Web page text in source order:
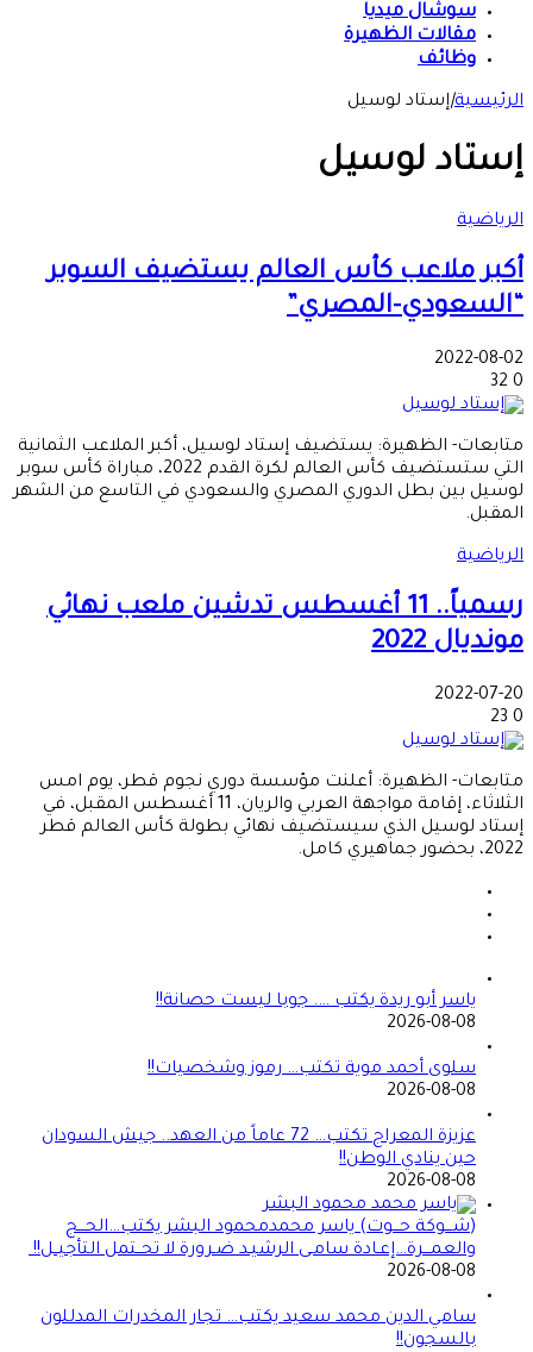
سوشال ميديا
مقالات الظهيرة
وظائف
الرئيسية|إستاد لوسيل
إستاد لوسيل
الرياضية
أكبر ملاعب كأس العالم يستضيف السوبر
“السعودي-المصري”
2022-08-02
0
متابعات- الظهيرة: يستضيف إستاد لوسيل، أكبر الملاعب الثمانية
التي ستستضيف كأس العالم لكرة القدم 2022، مباراة كأس سوبر
لوسيل بين بطل الدوري المصري والسعودي في التاسع من الشهر
المقبل.
الرياضية
رسمياً.. 11 أغسطس تدشين ملعب نهائي
مونديال 2022
2022-07-20
0
متابعات- الظهيرة: أعلنت مؤسسة دوري نجوم قطر، يوم امس
الثلاثاء، إقامة مواجهة العربي والريان، 11 أغسطس المقبل، في
إستاد لوسيل الذي سيستضيف نهائي بطولة كأس العالم قطر
2022، بحضور جماهيري كامل.
ياسر أبو ريدة يكتب …. جوبا ليست حصانة!!
2026-08-08
سلوى أحمد موية تكتب… رموز وشخصيات!!
2026-08-08
عزيزة المعراج تكتب… 72 عاماً من العهد.. جيش السودان
حين ينادي الوطن!!
2026-08-08
(شـــوكة حـــوت) ياسر محمدمحمود البشر يكتب…الحـــج
والعمـــرة…إعـادة سامـى الرشيـد ضـرورة لا تحــتمل التأجيــل!!
2026-08-08
سامي الدين محمد سعيد يكتب… تجار المخدرات المدللون
بالسجون!!